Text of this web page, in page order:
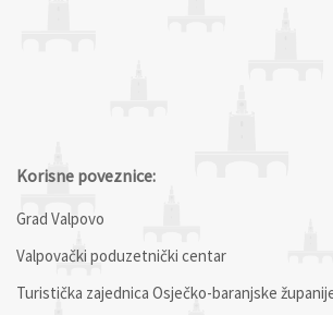
Korisne poveznice:
Grad Valpovo
Valpovački poduzetnički centar
Turistička zajednica Osječko-baranjske